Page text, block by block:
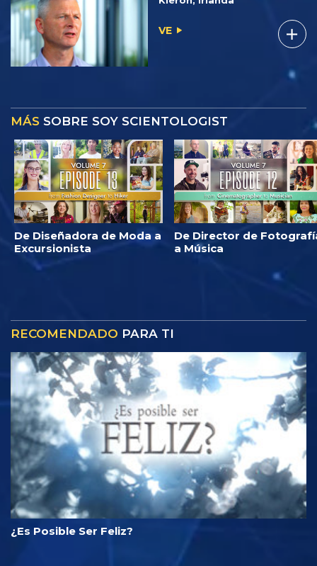
VE
MÁS SOBRE SOY SCIENTOLOGIST
De Diseñadora de Moda a
Excursionista
De Director de
a Música
RECOMENDADO PARA TI
¿Es Posible Ser Feliz?